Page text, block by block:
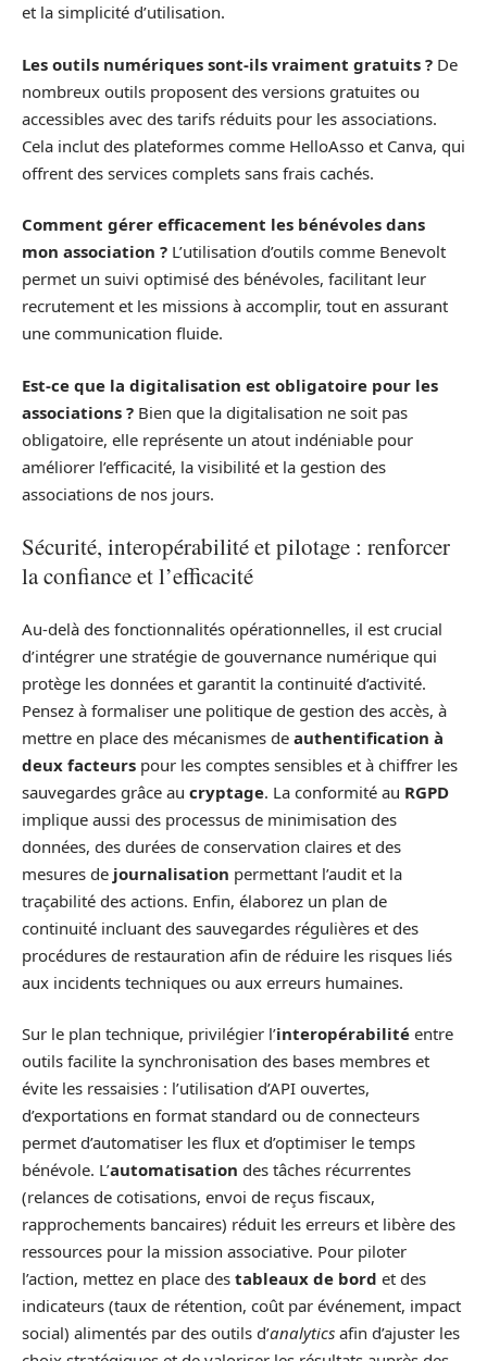
et la simplicité d’utilisation.
Les outils numériques sont-ils vraiment gratuits ? De
nombreux outils proposent des versions gratuites ou
accessibles avec des tarifs réduits pour les associations.
Cela inclut des plateformes comme HelloAsso et Canva, qui
offrent des services complets sans frais cachés.
Comment gérer efficacement les bénévoles dans
mon association ? L’utilisation d’outils comme Benevolt
permet un suivi optimisé des bénévoles, facilitant leur
recrutement et les missions à accomplir, tout en assurant
une communication fluide.
Est-ce que la digitalisation est obligatoire pour les
associations ? Bien que la digitalisation ne soit pas
obligatoire, elle représente un atout indéniable pour
améliorer l’efficacité, la visibilité et la gestion des
associations de nos jours.
Sécurité, interopérabilité et pilotage : renforcer
la confiance et l’efficacité
Au-delà des fonctionnalités opérationnelles, il est crucial
d’intégrer une stratégie de gouvernance numérique qui
protège les données et garantit la continuité d’activité.
Pensez à formaliser une politique de gestion des accès, à
mettre en place des mécanismes de authentification à
deux facteurs pour les comptes sensibles et à chiffrer les
sauvegardes grâce au cryptage. La conformité au RGPD
implique aussi des processus de minimisation des
données, des durées de conservation claires et des
mesures de journalisation permettant l’audit et la
traçabilité des actions. Enfin, élaborez un plan de
continuité incluant des sauvegardes régulières et des
procédures de restauration afin de réduire les risques liés
aux incidents techniques ou aux erreurs humaines.
Sur le plan technique, privilégier l’interopérabilité entre
outils facilite la synchronisation des bases membres et
évite les ressaisies : l’utilisation d’API ouvertes,
d’exportations en format standard ou de connecteurs
permet d’automatiser les flux et d’optimiser le temps
bénévole. L’automatisation des tâches récurrentes
(relances de cotisations, envoi de reçus fiscaux,
rapprochements bancaires) réduit les erreurs et libère des
ressources pour la mission associative. Pour piloter
l’action, mettez en place des tableaux de bord et des
indicateurs (taux de rétention, coût par événement, impact
social) alimentés par des outils d’analytics afin d’ajuster les